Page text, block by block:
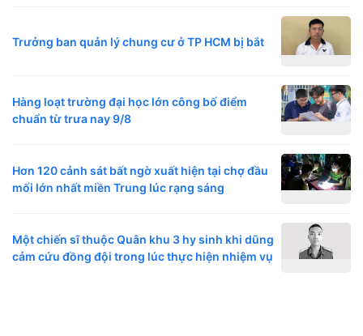
Trưởng ban quản lý chung cư ở TP HCM bị bắt
Hàng loạt trường đại học lớn công bố điểm
chuẩn từ trưa nay 9/8
Hơn 120 cảnh sát bất ngờ xuất hiện tại chợ đầu
mối lớn nhất miền Trung lúc rạng sáng
Một chiến sĩ thuộc Quân khu 3 hy sinh khi dũng
cảm cứu đồng đội trong lúc thực hiện nhiệm vụ